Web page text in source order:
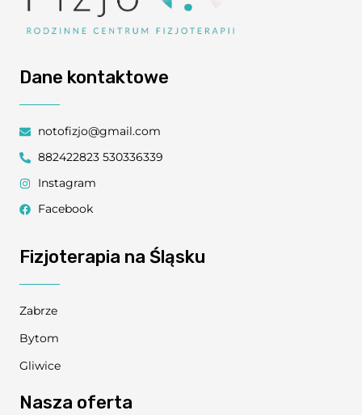
Dane kontaktowe
notofizjo@gmail.com
882422823 530336339
Instagram
Facebook
Fizjoterapia na Śląsku
Zabrze
Bytom
Gliwice
Nasza oferta